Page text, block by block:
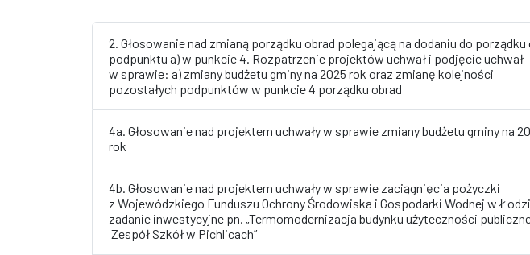
2. Głosowanie nad zmianą porządku obrad polegającą na dodaniu do porządku
podpunktu a) w punkcie 4. Rozpatrzenie projektów uchwał i podjęcie uchwał
w sprawie: a) zmiany budżetu gminy na 2025 rok oraz zmianę kolejności
pozostałych podpunktów w punkcie 4 porządku obrad
4a. Głosowanie nad projektem uchwały w sprawie zmiany budżetu gminy na
rok
4b. Głosowanie nad projektem uchwały w sprawie zaciągnięcia pożyczki
z Wojewódzkiego Funduszu Ochrony Środowiska i Gospodarki Wodnej w
zadanie inwestycyjne pn. „Termomodernizacja budynku użyteczności
Zespół Szkół w Pichlicach”